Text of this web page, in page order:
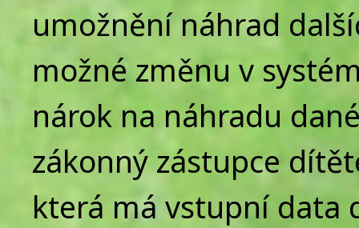
umožnění náhrad
možné změnu v
nárok na náhradu
zákonný zástupce
která má vstupní data